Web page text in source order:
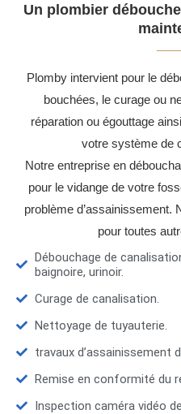
Un plombier
Plomby intervient pour le
bouchées, le curage ou
réparation ou égouttage
votre système de
Notre entreprise en
pour le vidange de votre
problème d’assainissement.
pour toutes
Débouchage de
baignoire, urinoir.
Curage de canalisation.
Nettoyage de tuyauterie.
travaux d’assainissement
Remise en conformité du
Inspection caméra vidéo